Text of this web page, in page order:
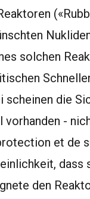
solchen
scheinen die
vorhanden -
et de
den